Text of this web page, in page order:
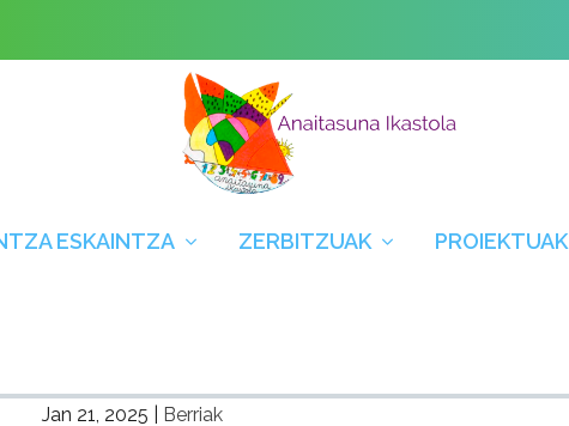
ESKAINTZA ZERBITZUAK PROIEKTUAK
Jan 21, 2025 Berriak